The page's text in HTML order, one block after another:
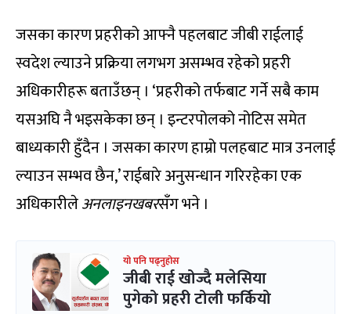
जसका कारण प्रहरीको आफ्नै पहलबाट जीबी राईलाई
स्वदेश ल्याउने प्रक्रिया लगभग असम्भव रहेको प्रहरी
अधिकारीहरू बताउँछन् । ‘प्रहरीको तर्फबाट गर्ने सबै काम
यसअघि नै भइसकेका छन् । इन्टरपोलको नोटिस समेत
बाध्यकारी हुँदैन । जसका कारण हाम्रो पलहबाट मात्र उनलाई
ल्याउन सम्भव छैन,’ राईबारे अनुसन्धान गरिरहेका एक
अधिकारीलेअनलाइनखबरसँग भने ।
यो पनि पढ्नुहोस
जीबी राई खोज्दै मलेसिया
पुगेको प्रहरी टोली फर्कियो